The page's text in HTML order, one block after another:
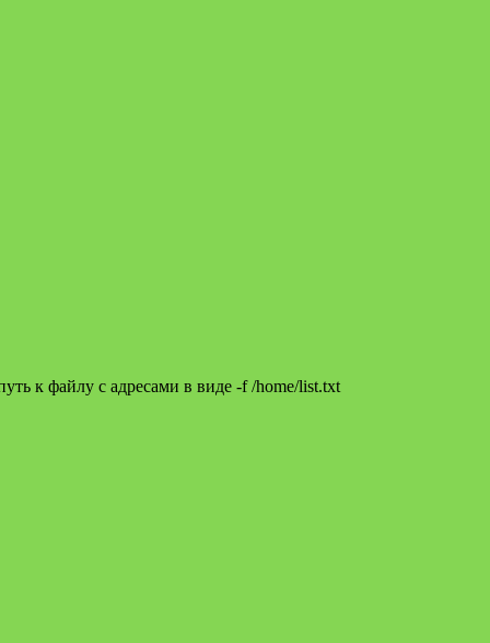
к файлу с адресами в виде -f /home/list.txt